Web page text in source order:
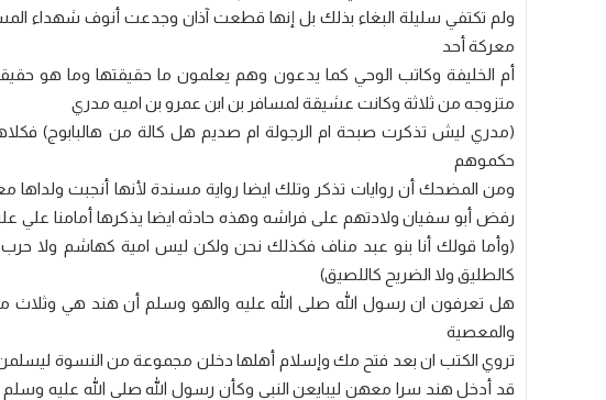
ولم تكتفي سليلة البغاء بذلك بل إنها قطعت آذان وجدعت أنوف شهداء
معركة أحد
أم الخليفة وكاتب الوحي كما يدعون وهم يعلمون ما حقيقتها وما هو
متزوجه من ثلاثة وكانت عشيقة لمسافر بن ابن عمرو بن اميه مدري
(مدري ليش تذكرت صبحة ام الرجولة ام صديم هل كالة من هالبابوج)
حكموهم
ومن المضحك أن روايات تذكر وتلك ايضا رواية مسندة لأنها أنجبت
رفض أبو سفيان ولادتهم على فراشه وهذه حادثه ايضا يذكرها أمامنا علي
(وأما قولك أنا بنو عبد مناف فكذلك نحن ولكن ليس امية كهاشم ولا
كالطليق ولا الضريح كاللصيق)
هل تعرفون ان رسول الله صلى الله عليه والهو وسلم أن هند هي وثلاث
والمعصية
تروي الكتب ان بعد فتح مك وإسلام أهلها دخلن مجموعة من النسوة
قد أدخل هند سرا معهن ليبايعن النبي وكأن رسول الله صلى الله عليه